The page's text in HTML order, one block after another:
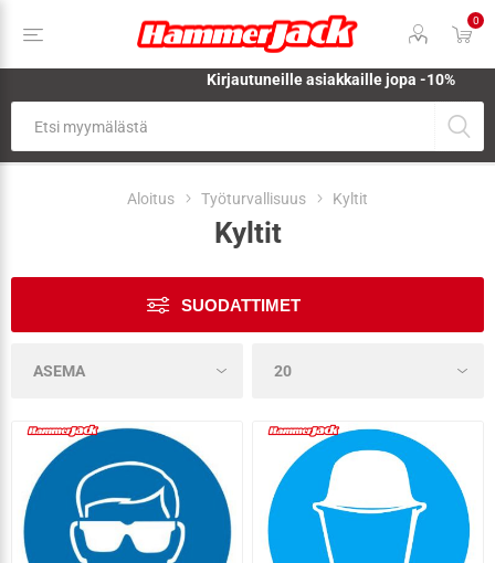
0
Kirjautuneille asiakkaille jopa -10%
Aloitus Työturvallisuus Kyltit
Kyltit
SUODATTIMET